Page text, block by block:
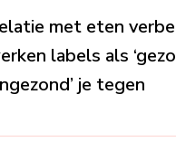
met eten
labels als
je tegen